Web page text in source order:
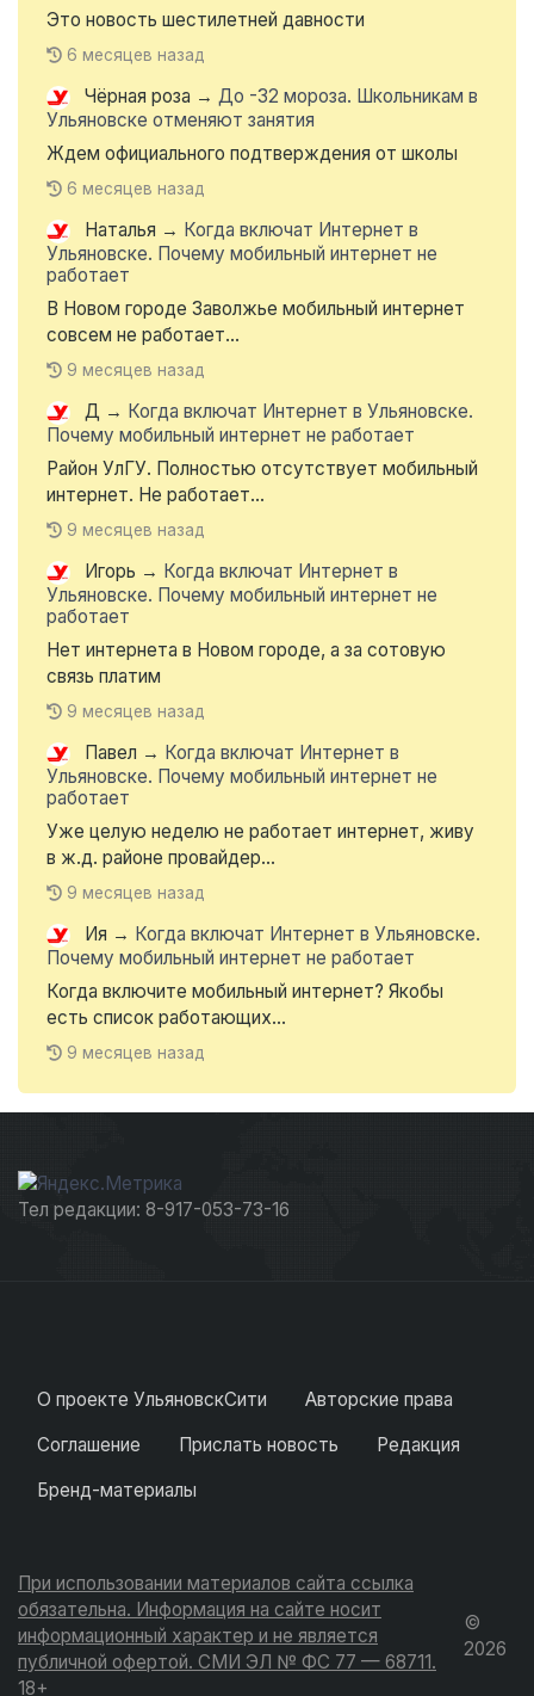
Это новость шестилетней давности
6 месяцев назад
Чёрная роза → До -32 мороза. Школьникам в
Ульяновске отменяют занятия
Ждем официального подтверждения от школы
6 месяцев назад
Наталья → Когда включат Интернет в
Ульяновске. Почему мобильный интернет не
работает
В Новом городе Заволжье мобильный интернет
совсем не работает...
9 месяцев назад
Д → Когда включат Интернет в Ульяновске.
Почему мобильный интернет не работает
Район УлГУ. Полностью отсутствует мобильный
интернет. Не работает...
9 месяцев назад
Игорь → Когда включат Интернет в
Ульяновске. Почему мобильный интернет не
работает
Нет интернета в Новом городе, а за сотовую
связь платим
9 месяцев назад
Павел → Когда включат Интернет в
Ульяновске. Почему мобильный интернет не
работает
Уже целую неделю не работает интернет, живу
в ж.д. районе провайдер...
9 месяцев назад
Ия → Когда включат Интернет в Ульяновске.
Почему мобильный интернет не работает
Когда включите мобильный интернет? Якобы
есть список работающих...
9 месяцев назад
Тел редакции: 8-917-053-73-16
О проекте УльяновскСити
Авторские права
Соглашение
Прислать новость
Редакция
Бренд-материалы
При использовании материалов сайта ссылка
обязательна. Информация на сайте носит
информационный характер и не является
публичной офертой. СМИ ЭЛ № ФС 77 — 68711.
18+
©
2026